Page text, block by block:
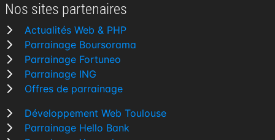
Nos sites partenaires
Actualités Web & PHP
Parrainage Boursorama
Parrainage Fortuneo
Parrainage ING
Offres de parrainage
Développement Web Toulouse
Parrainage Hello Bank